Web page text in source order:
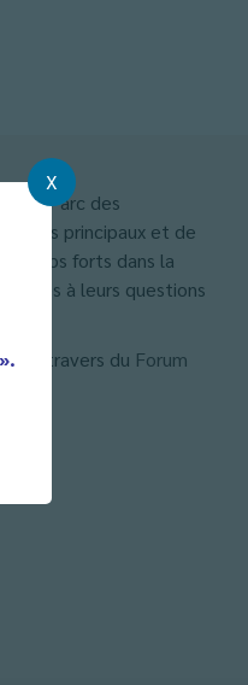
X
au Parc des
principaux et de
temps forts dans la
à leurs questions
travers du Forum